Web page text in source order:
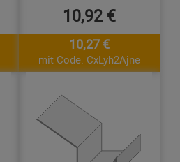
10,92 €
10,27 €
mit Code: CxLyh2Ajne